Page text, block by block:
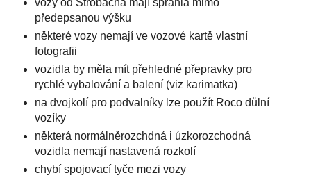
vozy od Štrobacha mají spřáhla mimo
předepsanou výšku
některé vozy nemají ve vozové kartě vlastní
fotografii
vozidla by měla mít přehledné přepravky pro
rychlé vybalování a balení (viz karimatka)
na dvojkolí pro podvalníky lze použít Roco důlní
vozíky
některá normálněrozchdná i úzkorozchodná
vozidla nemají nastavená rozkolí
chybí spojovací tyče mezi vozy